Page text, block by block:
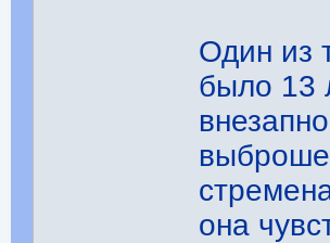
Один из
было 13
она